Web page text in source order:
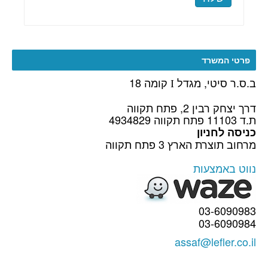
פרטי המשרד
ב.ס.ר סיטי, מגדל I קומה 18
דרך יצחק רבין 2, פתח תקווה
ת.ד 11103 פתח תקווה 4934829
כניסה לחניון
מרחוב תוצרת הארץ 3 פתח תקווה
נווט באמצעות
03-6090983
03-6090984
assaf@lefler.co.il